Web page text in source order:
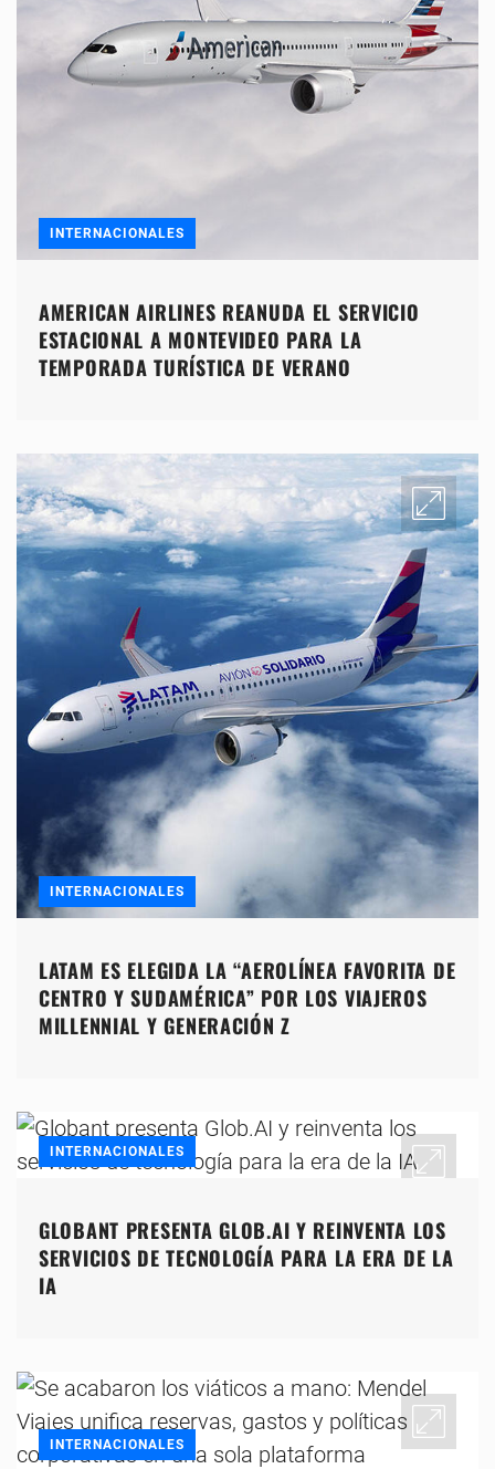
INTERNACIONALES
AMERICAN AIRLINES REANUDA EL SERVICIO
ESTACIONAL A MONTEVIDEO PARA LA
TEMPORADA TURÍSTICA DE VERANO
INTERNACIONALES
LATAM ES ELEGIDA LA “AEROLÍNEA FAVORITA DE
CENTRO Y SUDAMÉRICA” POR LOS VIAJEROS
MILLENNIAL Y GENERACIÓN Z
INTERNACIONALES
GLOBANT PRESENTA GLOB.AI Y REINVENTA LOS
SERVICIOS DE TECNOLOGÍA PARA LA ERA DE LA
IA
INTERNACIONALES